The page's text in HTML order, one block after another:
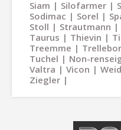
Siam
Silofarmer
Sodimac
Sorel
Stoll
Strautmann
Taurus
Thievin
Treemme
Tuchel
Non-
Valtra
Vicon
Ziegler